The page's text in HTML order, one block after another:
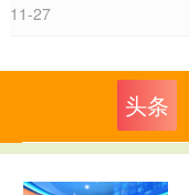
11-27
头条